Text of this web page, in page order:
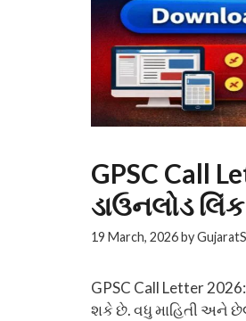
GPSC Call
ડાઉનલોડ લિંક
19 March, 2026by
GPSC Call Letter
શકે છે. વધુ માહિતી અને